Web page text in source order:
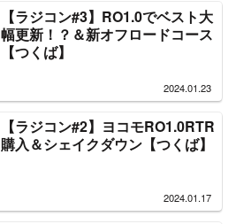
【ラジコン#3】RO1.0でベスト大
幅更新！？＆新オフロードコース
【つくば】
2024.01.23
【ラジコン#2】ヨコモRO1.0RTR
購入＆シェイクダウン【つくば】
2024.01.17